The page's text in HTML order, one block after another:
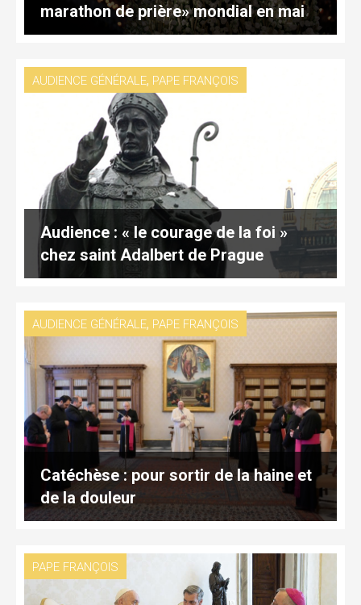
marathon de prière» mondial en mai
AUDIENCE GÉNÉRALE, PAPE FRANÇOIS
Audience : « le courage de la foi »
chez saint Adalbert de Prague
AUDIENCE GÉNÉRALE, PAPE FRANÇOIS
Catéchèse : pour sortir de la haine et
de la douleur
PAPE FRANÇOIS